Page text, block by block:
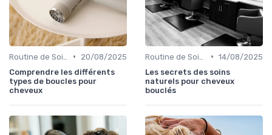
•
20/08/2025
Comprendre les différents
types de boucles pour
cheveux
• 14/08/2025
Les secrets des soins
naturels pour cheveux
bouclés